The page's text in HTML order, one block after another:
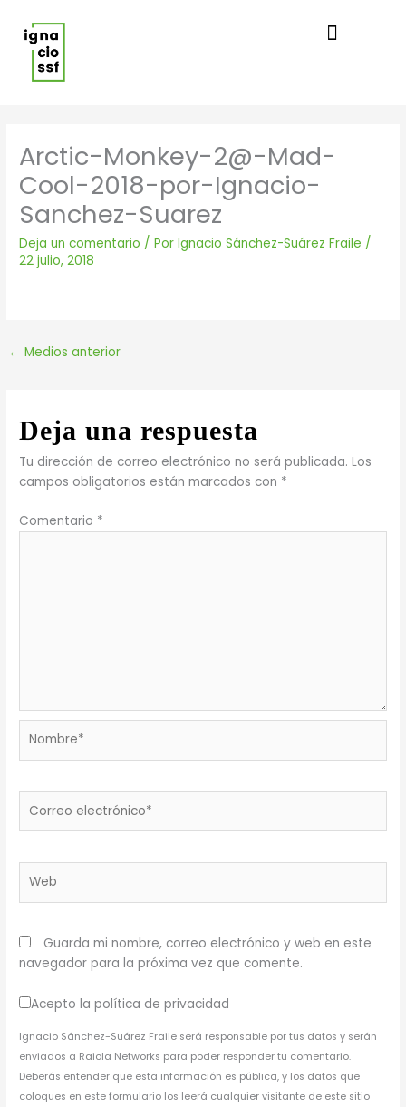
contenido
Arctic-Monkey-2@-Mad-
Cool-2018-por-Ignacio-
Sanchez-Suarez
Deja un comentario / PorIgnacio Sánchez-Suárez Fraile /
22 julio, 2018
← Medios anterior
Deja una respuesta
Tu dirección de correo electrónico no será publicada. Los
campos obligatorios están marcados con *
Comentario *
electrónico*
Guarda mi nombre, correo electrónico y web en este
navegador para la próxima vez que comente.
Acepto la política de privacidad
Ignacio Sánchez-Suárez Fraile será responsable por tus datos y serán
enviados a Raiola Networks para poder responder tu comentario.
Deberás entender que esta información es pública, y los datos que
coloques en este formulario los leerá cualquier visitante de este sitio